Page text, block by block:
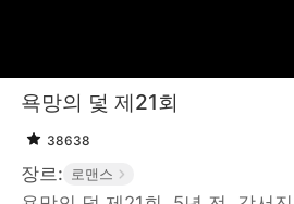
욕망의 덫 제21회
38638
장르: 로맨스